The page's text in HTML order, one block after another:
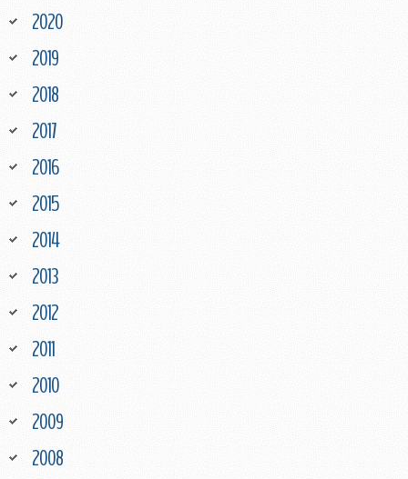
2020
2019
2018
2017
2016
2015
2014
2013
2012
2011
2010
2009
2008